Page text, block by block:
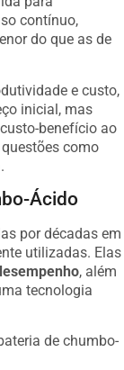
contínuo,
do que as de
e custo,
inicial, mas
benefício ao
como
Ácido
por décadas em
utilizadas. Elas
, além
tecnologia
de chumbo-